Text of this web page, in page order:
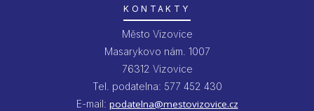
KONTAKTY
Město Vizovice
Masarykovo nám. 1007
76312 Vizovice
Tel. podatelna: 577 452 430
E-mail: podatelna@mestovizovice.cz